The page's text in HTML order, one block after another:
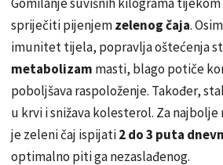
spriječiti pijenjemzelenog čaja.
imunitet tijela, popravlja oštećenja
metabolizam masti, blago potiče
poboljšava raspoloženje. Također,
u krvi i snižava kolesterol. Za
je zeleni čaj ispijati2 do 3 puta
optimalno piti ga nezaslađenog.